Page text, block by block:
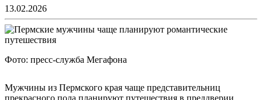
13.02.2026
Фото: пресс-служба Мегафона
Мужчины из Пермского края чаще представительниц